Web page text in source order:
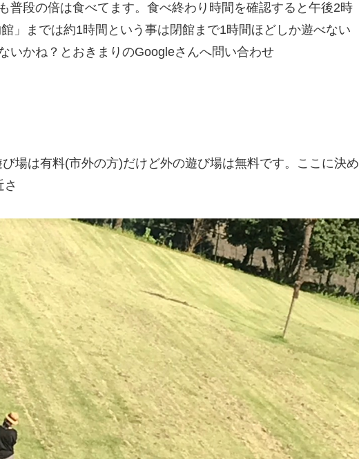
普段の倍は食べてます。食べ終わり時間を確認すると午後2時
」までは約1時間という事は閉館まで1時間ほどしか遊べない
いかね？とおきまりのGoogleさんへ問い合わせ
場は有料(市外の方)だけど外の遊び場は無料です。ここに決め
さ